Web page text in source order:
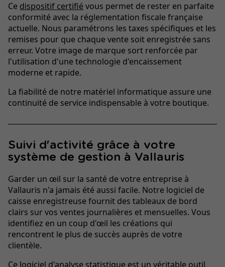
Ce dispositif certifié vous permet de rester en parfaite
conformité avec la réglementation fiscale française
actuelle. Nous paramétrons les taxes spécifiques et les
remises pour que chaque vente soit enregistrée sans
erreur. Votre image de marque sort renforcée par
l'utilisation d'une technologie d'encaissement
moderne et rapide.
La fiabilité de notre matériel informatique assure une
continuité de service indispensable à votre boutique.
Suivi d'activité grâce à votre
système de gestion à Vallauris
Garder un œil sur la santé de votre entreprise à
Vallauris n'a jamais été aussi facile. Notre logiciel de
caisse enregistreuse fournit des tableaux de bord
clairs sur vos ventes journalières et mensuelles. Vous
identifiez en un coup d'œil les créations qui
rencontrent le plus de succès auprès de votre
clientèle.
Ce logiciel d'analyse statistique est un véritable outil